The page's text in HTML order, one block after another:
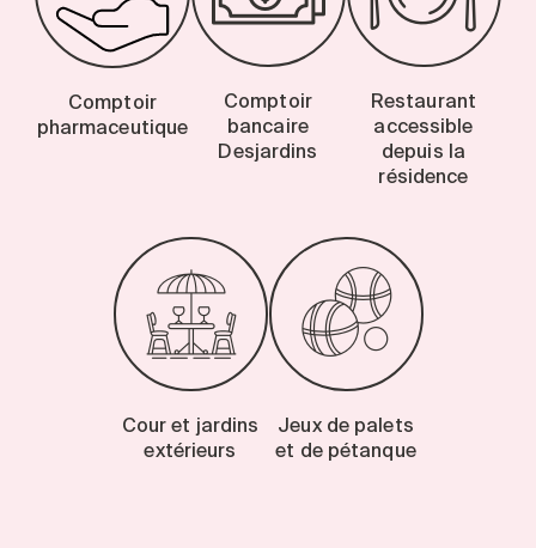
Comptoir
pharmaceutique
Comptoir
bancaire
Desjardins
Restaurant
accessible
depuis la
résidence
Cour et jardins
extérieurs
Jeux de palets
et de pétanque